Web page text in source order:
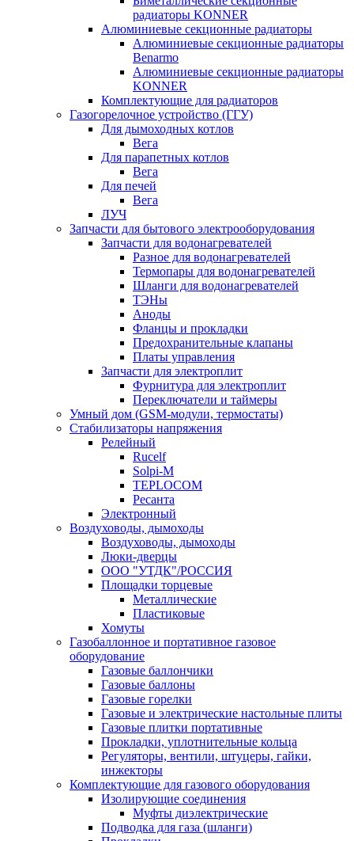
радиаторы KONNER
Алюминиевые секционные радиаторы
Алюминиевые секционные радиаторы
Benarmo
Алюминиевые секционные радиаторы
KONNER
Комплектующие для радиаторов
Газогорелочное устройство (ГГУ)
Для дымоходных котлов
Вега
Для парапетных котлов
Вега
Для печей
Вега
ЛУЧ
Запчасти для бытового электрооборудования
Запчасти для водонагревателей
Разное для водонагревателей
Термопары для водонагревателей
Шланги для водонагревателей
ТЭНы
Аноды
Фланцы и прокладки
Предохранительные клапаны
Платы управления
Запчасти для электроплит
Фурнитура для электроплит
Переключатели и таймеры
Умный дом (GSM-модули, термостаты)
Cтабилизаторы напряжения
Релейный
Rucelf
Solpi-M
TEPLOCOM
Ресанта
Электронный
Воздуховоды, дымоходы
Воздуховоды, дымоходы
Люки-дверцы
ООО "УТДК"/РОССИЯ
Площадки торцевые
Металлические
Пластиковые
Хомуты
Газобаллонное и портативное газовое
оборудование
Газовые баллончики
Газовые баллоны
Газовые горелки
Газовые и электрические настольные плиты
Газовые плитки портативные
Прокладки, уплотнительные кольца
Регуляторы, вентили, штуцеры, гайки,
инжекторы
Комплектующие для газового оборудования
Изолирующие соединения
Муфты диэлектрические
Подводка для газа (шланги)